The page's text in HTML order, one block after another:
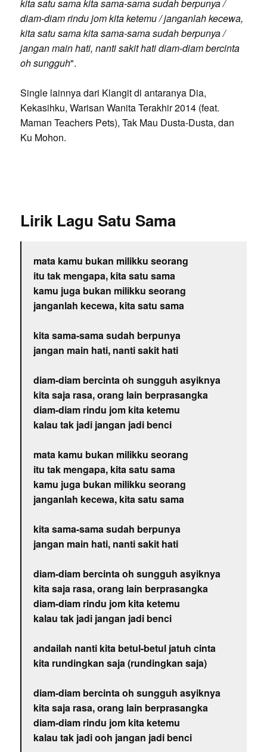
kita satu sama kita sama-sama sudah berpunya /
diam-diam rindu jom kita ketemu / janganlah kecewa,
kita satu sama kita sama-sama sudah berpunya /
jangan main hati, nanti sakit hati diam-diam bercinta
oh sungguh".
Single lainnya dari Klangit di antaranya Dia,
Kekasihku, Warisan Wanita Terakhir 2014 (feat.
Maman Teachers Pets), Tak Mau Dusta-Dusta, dan
Ku Mohon.
Lirik Lagu Satu Sama
mata kamu bukan milikku seorang
itu tak mengapa, kita satu sama
kamu juga bukan milikku seorang
janganlah kecewa, kita satu sama
kita sama-sama sudah berpunya
jangan main hati, nanti sakit hati
diam-diam bercinta oh sungguh asyiknya
kita saja rasa, orang lain berprasangka
diam-diam rindu jom kita ketemu
kalau tak jadi jangan jadi benci
mata kamu bukan milikku seorang
itu tak mengapa, kita satu sama
kamu juga bukan milikku seorang
janganlah kecewa, kita satu sama
kita sama-sama sudah berpunya
jangan main hati, nanti sakit hati
diam-diam bercinta oh sungguh asyiknya
kita saja rasa, orang lain berprasangka
diam-diam rindu jom kita ketemu
kalau tak jadi jangan jadi benci
andailah nanti kita betul-betul jatuh cinta
kita rundingkan saja (rundingkan saja)
diam-diam bercinta oh sungguh asyiknya
kita saja rasa, orang lain berprasangka
diam-diam rindu jom kita ketemu
kalau tak jadi ooh jangan jadi benci